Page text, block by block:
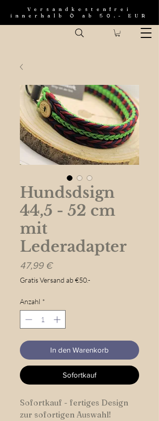
Versandkostenfrei
innerhalb Ö ab 50.- EUR
Hundsdsign
44,5 - 52 cm
mit
Lederadapter
47,99 €Preis
Gratis Versand ab €50.-
Anzahl *
In den Warenkorb
Sofortkauf
Sofortkauf - fertiges Design
zur sofortigen Auswahl!